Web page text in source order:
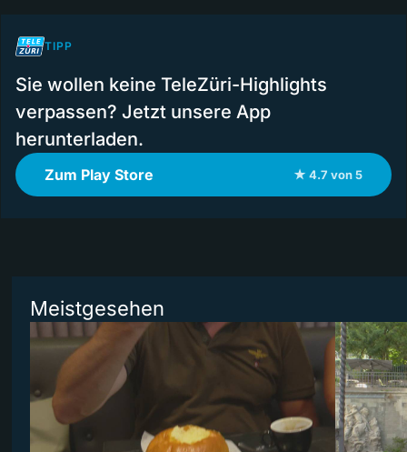
TIPP
Sie wollen keine TeleZüri-Highlights
verpassen? Jetzt unsere App
herunterladen.
Zum Play Store ★ 4.7 von 5
Meistgesehen